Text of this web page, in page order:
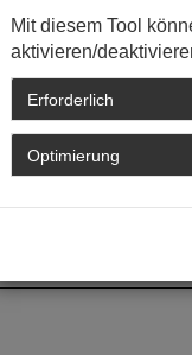
wollte,
oder als
Basis ... heute wie
Eichler, Alzey
Mit diesem Tool
aktivieren/
Erforderlich
Optimierung